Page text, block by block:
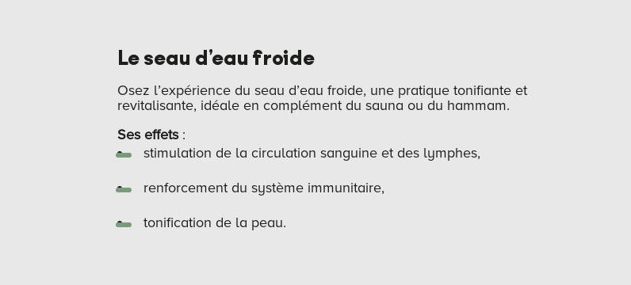
Le seau d’eau froide
Osez l’expérience du seau d’eau froide, une pratique tonifiante et
revitalisante, idéale en complément du sauna ou du hammam.
Ses effets:
stimulation de la circulation sanguine et des lymphes,
renforcement du système immunitaire,
tonification de la peau.